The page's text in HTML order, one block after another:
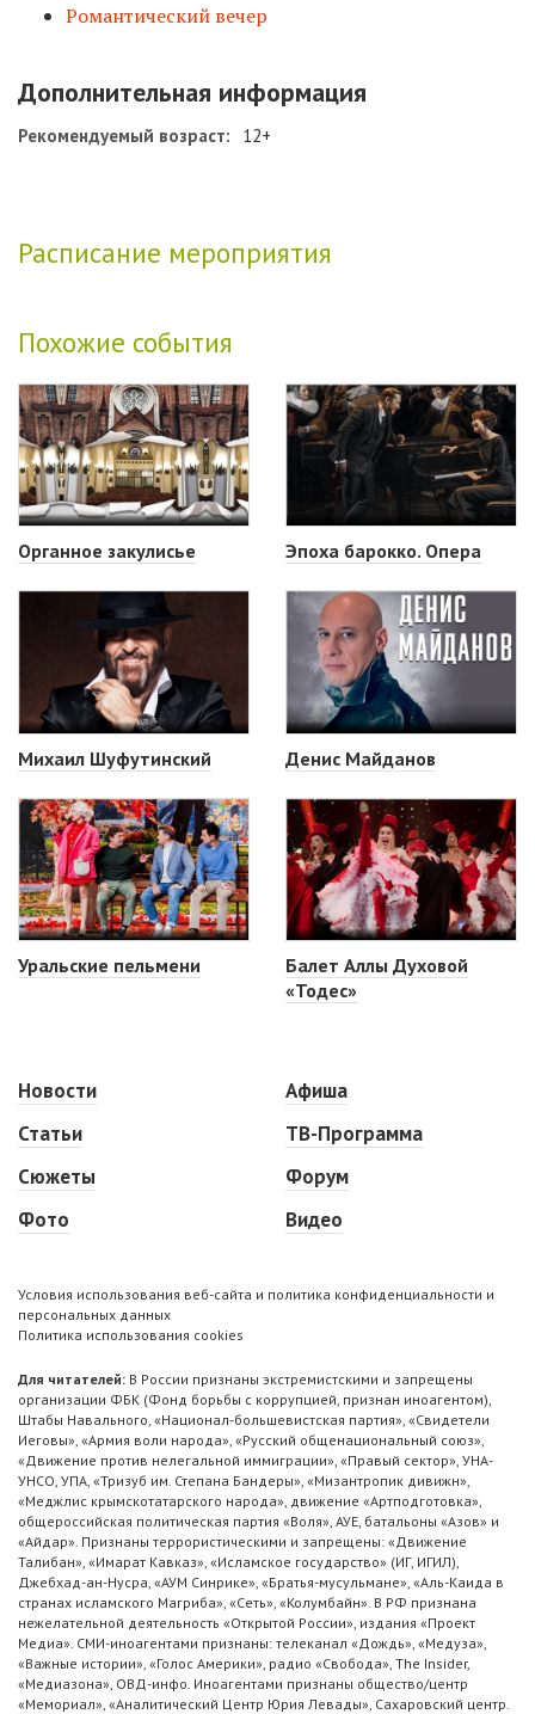
Романтический вечер
Дополнительная информация
Рекомендуемый возраст: 12+
Расписание мероприятия
Похожие события
Органное закулисье Эпоха барокко. Опера
Михаил Шуфутинский Денис Майданов
Уральские пельмени
Балет Аллы Духовой
«Тодес»
Новости
Статьи
Сюжеты
Фото
Афиша
ТВ-Программа
Форум
Видео
Условия использования веб-сайта и политика конфиденциальности и
персональных данных
Политика использования cookies
Для читателей: В России признаны экстремистскими и запрещены
организации ФБК (Фонд борьбы с коррупцией, признан иноагентом),
Штабы Навального, «Национал-большевистская партия», «Свидетели
Иеговы», «Армия воли народа», «Русский общенациональный союз»,
«Движение против нелегальной иммиграции», «Правый сектор», УНА-
УНСО, УПА, «Тризуб им. Степана Бандеры», «Мизантропик дивижн»,
«Меджлис крымскотатарского народа», движение «Артподготовка»,
общероссийская политическая партия «Воля», АУЕ, батальоны «Азов» и
«Айдар». Признаны террористическими и запрещены: «Движение
Талибан», «Имарат Кавказ», «Исламское государство» (ИГ, ИГИЛ),
Джебхад-ан-Нусра, «АУМ Синрике», «Братья-мусульмане», «Аль-Каида в
странах исламского Магриба», «Сеть», «Колумбайн». В РФ признана
нежелательной деятельность «Открытой России», издания «Проект
Медиа». СМИ-иноагентами признаны: телеканал «Дождь», «Медуза»,
«Важные истории», «Голос Америки», радио «Свобода», The Insider,
«Медиазона», ОВД-инфо. Иноагентами признаны общество/центр
«Мемориал», «Аналитический Центр Юрия Левады», Сахаровский центр.